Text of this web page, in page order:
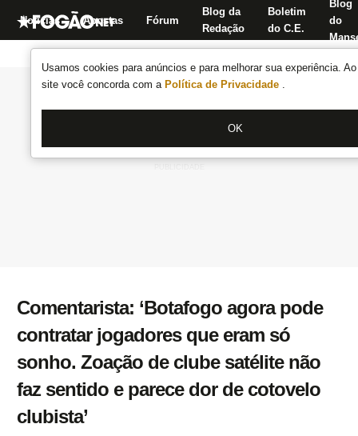
Usamos cookies para anúncios e para melhorar sua experiência.
site você concorda com a Política de Privacidade .
OK
Notícias Apostas Fórum
Blog da
Redação
Boletim
do C.E.
Blog
do
Comentarista: ‘Botafogo agora pode
contratar jogadores que eram só
sonho. Zoação de clube satélite não
faz sentido e parece dor de cotovelo
clubista’